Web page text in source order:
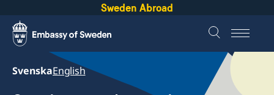
Sweden Abroad
SvenskaEnglish